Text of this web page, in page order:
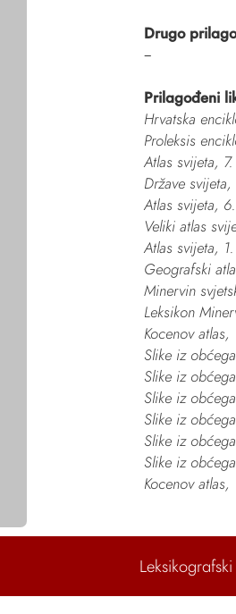
Drugo
–
Prilagođeni
Hrvatska
Proleksis
Atlas svijeta,
Države
Atlas svijeta,
Veliki atlas
Atlas svijeta,
Geografski
Minervin
Leksikon
Kocenov atlas,
Slike iz
Slike iz
Slike iz
Slike iz
Slike iz
Slike iz
Kocenov atlas,